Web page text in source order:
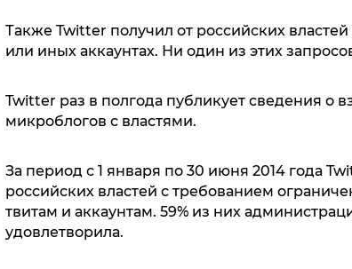
Также Twitter получил от российских
или иных аккаунтах. Ни один из этих
Twitter раз в полгода публикует сведения о
микроблогов с властями.
За период с 1 января по 30 июня 2014 года
российских властей с требованием
твитам и аккаунтам. 59% из них
удовлетворила.